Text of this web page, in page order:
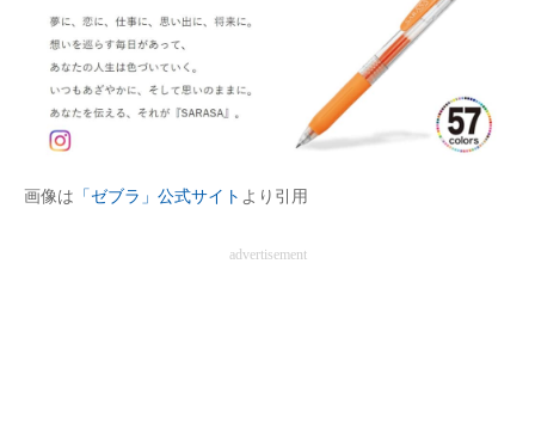
画像は 「ゼブラ」公式サイト より引用
advertisement